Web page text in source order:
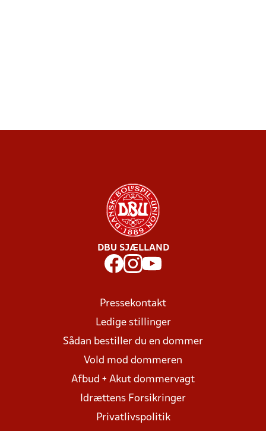
DBU SJÆLLAND
Pressekontakt
Ledige stillinger
Sådan bestiller du en dommer
Vold mod dommeren
Afbud + Akut dommervagt
Idrættens Forsikringer
Privatlivspolitik